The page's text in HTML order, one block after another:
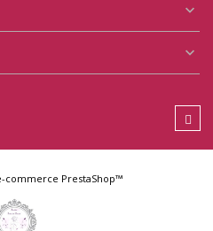


commerce PrestaShop™